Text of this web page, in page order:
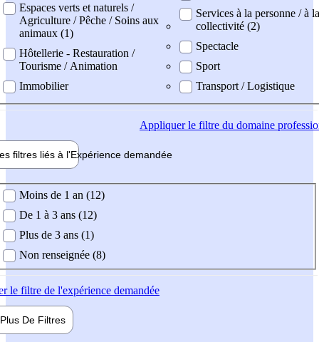
Espaces verts et naturels /
Agriculture / Pêche / Soins aux
animaux (1)
Hôtellerie - Restauration /
Tourisme / Animation
Immobilier
Services à la personne / à la
collectivité (2)
Spectacle
Sport
Transport / Logistique
Appliquerle filtre du domaine
filtres liés à l'Expérience demandée
demandée
Moins de 1 an (12)
De 1 à 3 ans (12)
Plus de 3 ans (1)
Non renseignée (8)
le filtre de l'expérience demandée
Plus De Filtres